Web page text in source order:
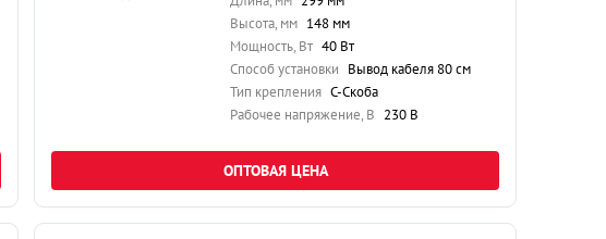
Высота, мм 148 мм
Мощность, Вт 40 Вт
Способ установки Вывод кабеля 80 см
Тип крепления С-Скоба
Рабочее напряжение, В 230 В
ОПТОВАЯ ЦЕНА